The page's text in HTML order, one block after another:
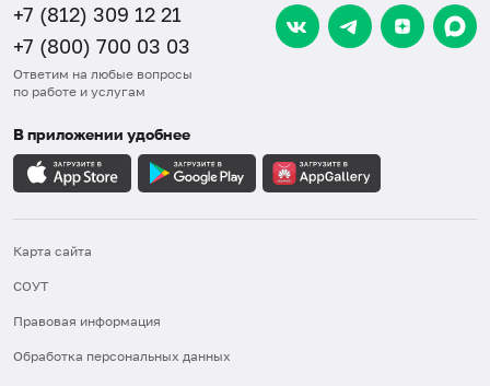
+7 (812) 309 12 21
+7 (800) 700 03 03
Ответим на любые вопросы
по работе и услугам
В приложении удобнее
Карта сайта
СОУТ
Правовая информация
Обработка персональных данных